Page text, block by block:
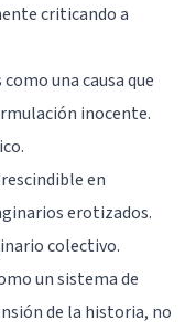
criticando a
una causa que
inocente.
en
erotizados.
colectivo.
un sistema de
de la historia, no